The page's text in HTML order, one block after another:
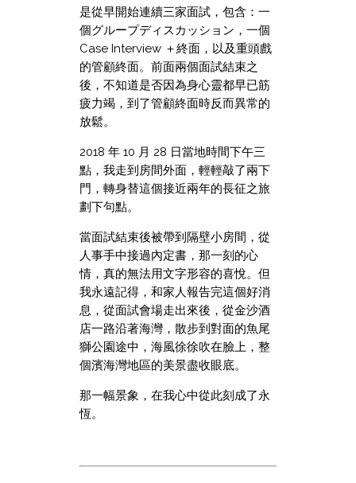
是從早開始連續三家面試，包含：一
個グループディスカッション，一個
Case Interview ＋終面，以及重頭戲
的管顧終面。前面兩個面試結束之
後，不知道是否因為身心靈都早已筋
疲力竭，到了管顧終面時反而異常的
放鬆。
2018 年 10 月 28 日當地時間下午三
點，我走到房間外面，輕輕敲了兩下
門，轉身替這個接近兩年的長征之旅
劃下句點。
當面試結束後被帶到隔壁小房間，從
人事手中接過內定書，那一刻的心
情，真的無法用文字形容的喜悅。但
我永遠記得，和家人報告完這個好消
息，從面試會場走出來後，從金沙酒
店一路沿著海灣，散步到對面的魚尾
獅公園途中，海風徐徐吹在臉上，整
個濱海灣地區的美景盡收眼底。
那一幅景象，在我心中從此刻成了永
恆。